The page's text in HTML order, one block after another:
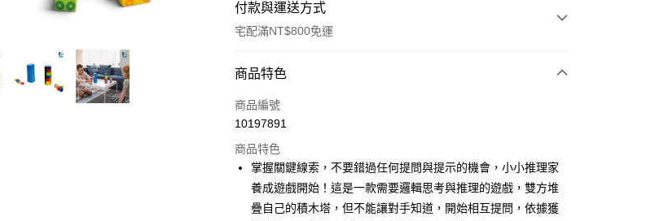
付款與運送方式
宅配滿NT$800免運
付款方式
信用卡一次付款
Apple Pay
大哥付你分期
相關說明
商品特色
商品編號
10197891
商品特色
掌握關鍵線索，不要錯過任何提問與提示的機會，小小推理家
養成遊戲開始！這是一款需要邏輯思考與推理的遊戲，雙方堆
疊自己的積木塔，但不能讓對手知道，開始相互提問，依據獲